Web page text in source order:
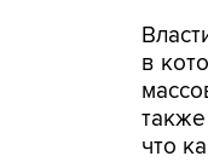
в
что